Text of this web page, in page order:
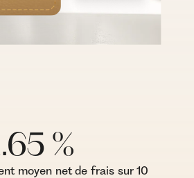
%
moyen net de frais sur 10